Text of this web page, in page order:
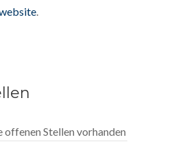
.
offenen Stellen vorhanden